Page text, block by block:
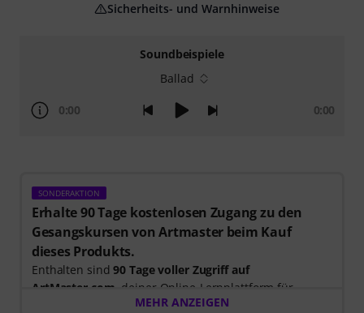
Soundbeispiele
Ballad
0:00 0:00
SONDERAKTION
Erhalte 90 Tage kostenlosen Zugang zu den
Gesangskursen von Artmaster beim Kauf
dieses Produkts.
Enthalten sind90 Tage voller Zugriff auf
ArtMaster.com , deiner Online-Lernplattform für
modernen Gesangsunterricht und die Entwicklung
MEHR ANZEIGEN
Sicherheits- und Warnhinweise